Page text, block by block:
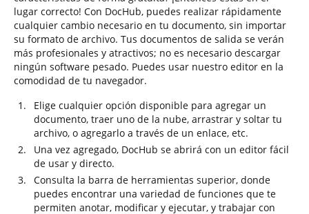
lugar correcto! Con DocHub, puedes realizar rápidamente
cualquier cambio necesario en tu documento, sin importar
su formato de archivo. Tus documentos de salida se verán
más profesionales y atractivos; no es necesario descargar
ningún software pesado. Puedes usar nuestro editor en la
comodidad de tu navegador.
Elige cualquier opción disponible para agregar un
documento, traer uno de la nube, arrastrar y soltar tu
archivo, o agregarlo a través de un enlace, etc.
Una vez agregado, DocHub se abrirá con un editor fácil
de usar y directo.
Consulta la barra de herramientas superior, donde
puedes encontrar una variedad de funciones que te
permiten anotar, modificar y ejecutar, y trabajar con